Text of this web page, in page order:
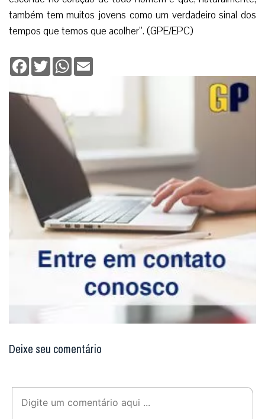
também tem muitos jovens como um verdadeiro sinal dos
tempos que temos que acolher”. (GPE/EPC)
Facebook
TwitterWhatsApp
Deixe seu comentário